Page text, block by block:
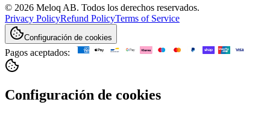
© 2026 Meloq AB. Todos los derechos reservados.
Privacy PolicyRefund PolicyTerms of Service
Configuración de cookies
Pagos aceptados:
Configuración de cookies